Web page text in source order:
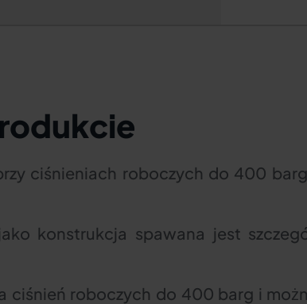
ciśnieniach roboczych do 400
konstrukcja spawana jest
ciśnień roboczych do 400 barg i